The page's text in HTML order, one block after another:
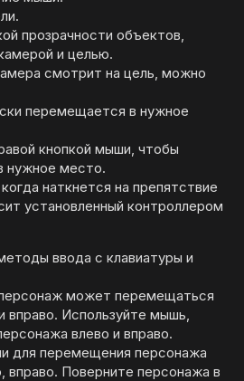
прозрачности объектов,
и целью.
смотрит на цель, можно
перемещается в нужное
кнопкой мыши, чтобы
нужное место.
наткнется на препятствие
установленный контроллером
ввода с клавиатуры и
может перемещаться
вправо. Используйте мышь,
влево и вправо.
для перемещения персонажа
вправо. Поверните персонажа в